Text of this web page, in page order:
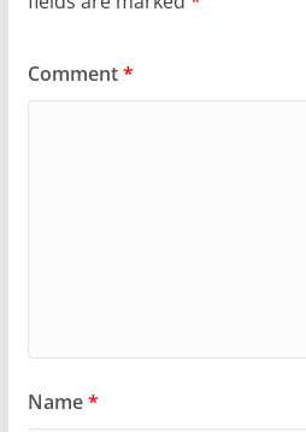
Comment*
Name*